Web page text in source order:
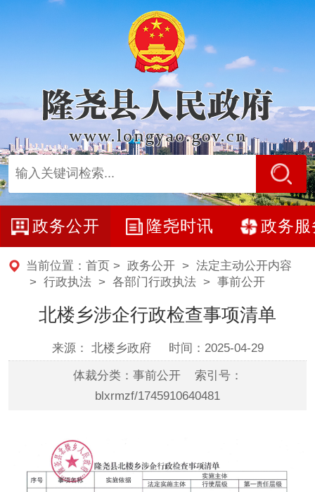
政务公开 隆尧时讯 政务服
当前位置： 首页 > 政务公开> 法定主动公开内容
> 行政执法 > 各部门行政执法> 事前公开
北楼乡涉企行政检查事项清单
来源： 北楼乡政府 时间：2025-04-29
体裁分类：事前公开 索引号：
blxrmzf/1745910640481